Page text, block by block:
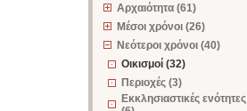
Αρχαιότητα (61)
Μέσοι χρόνοι (26)
Νεότεροι χρόνοι (40)
Οικισμοί (32)
Περιοχές (3)
Εκκλησιαστικές ενότητες